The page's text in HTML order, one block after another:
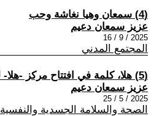
(4) سمعان وهيا نغاشة وحب
عزيز سمعان دعيم
2025 / 9 / 16
المجتمع المدني
(5) هلا، كلمة في افتتاح مركز -هلا- للصحة النفسيّة
عزيز سمعان دعيم
2025 / 5 / 25
الصحة والسلامة الجسدية والنفسية